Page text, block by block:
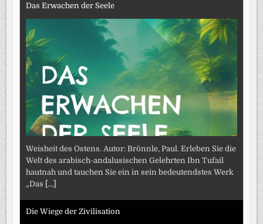
Das Erwachen der Seele
Weisheit des Ostens. Autor: Brönnle, Paul. Erleben Sie die
Welt des arabisch-andalusischen Gelehrten Ibn Tufail
hautnah und tauchen Sie ein in sein bedeutendstes Werk
„Das [...]
Die Wiege der Zivilisation